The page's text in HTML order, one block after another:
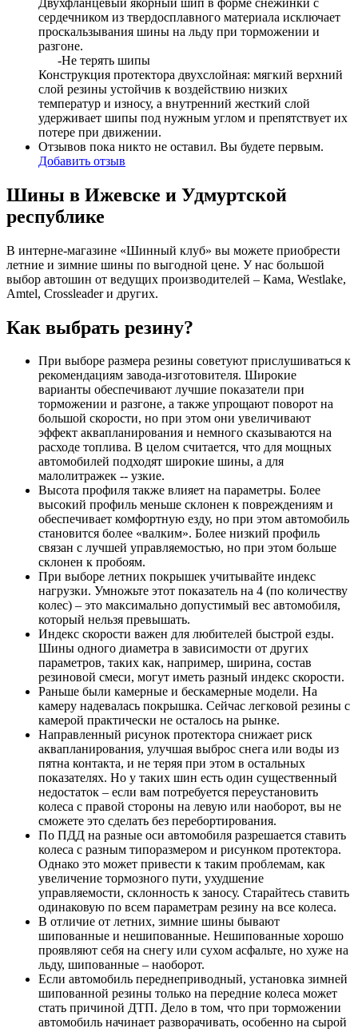
сердечником из твердосплавного материала исключает
проскальзывания шины на льду при торможении и
разгоне.
-Не терять шипы
Конструкция протектора двухслойная: мягкий верхний
слой резины устойчив к воздействию низких
температур и износу, а внутренний жесткий слой
удерживает шипы под нужным углом и препятствует их
потере при движении.
Отзывов пока никто не оставил. Вы будете первым.
Добавить отзыв
Шины в Ижевске и Удмуртской
республике
В интерне-магазине «Шинный клуб» вы можете приобрести
летние и зимние шины по выгодной цене. У нас большой
выбор автошин от ведущих производителей – Кама, Westlake,
Amtel, Crossleader и других.
Как выбрать резину?
При выборе размера резины советуют прислушиваться к
рекомендациям завода-изготовителя. Широкие
варианты обеспечивают лучшие показатели при
торможении и разгоне, а также упрощают поворот на
большой скорости, но при этом они увеличивают
эффект аквапланирования и немного сказываются на
расходе топлива. В целом считается, что для мощных
автомобилей подходят широкие шины, а для
малолитражек -- узкие.
Высота профиля также влияет на параметры. Более
высокий профиль меньше склонен к повреждениям и
обеспечивает комфортную езду, но при этом автомобиль
становится более «валким». Более низкий профиль
связан с лучшей управляемостью, но при этом больше
склонен к пробоям.
При выборе летних покрышек учитывайте индекс
нагрузки. Умножьте этот показатель на 4 (по количеству
колес) – это максимально допустимый вес автомобиля,
который нельзя превышать.
Индекс скорости важен для любителей быстрой езды.
Шины одного диаметра в зависимости от других
параметров, таких как, например, ширина, состав
резиновой смеси, могут иметь разный индекс скорости.
Раньше были камерные и бескамерные модели. На
камеру надевалась покрышка. Сейчас легковой резины с
камерой практически не осталось на рынке.
Направленный рисунок протектора снижает риск
аквапланирования, улучшая выброс снега или воды из
пятна контакта, и не теряя при этом в остальных
показателях. Но у таких шин есть один существенный
недостаток – если вам потребуется переустановить
колеса с правой стороны на левую или наоборот, вы не
сможете это сделать без перебортирования.
По ПДД на разные оси автомобиля разрешается ставить
колеса с разным типоразмером и рисунком протектора.
Однако это может привести к таким проблемам, как
увеличение тормозного пути, ухудшение
управляемости, склонность к заносу. Старайтесь ставить
одинаковую по всем параметрам резину на все колеса.
В отличие от летних, зимние шины бывают
шипованные и нешипованные. Нешипованные хорошо
проявляют себя на снегу или сухом асфальте, но хуже на
льду, шипованные – наоборот.
Если автомобиль переднеприводный, установка зимней
шипованной резины только на передние колеса может
стать причиной ДТП. Дело в том, что при торможении
автомобиль начинает разворачивать, особенно на сырой